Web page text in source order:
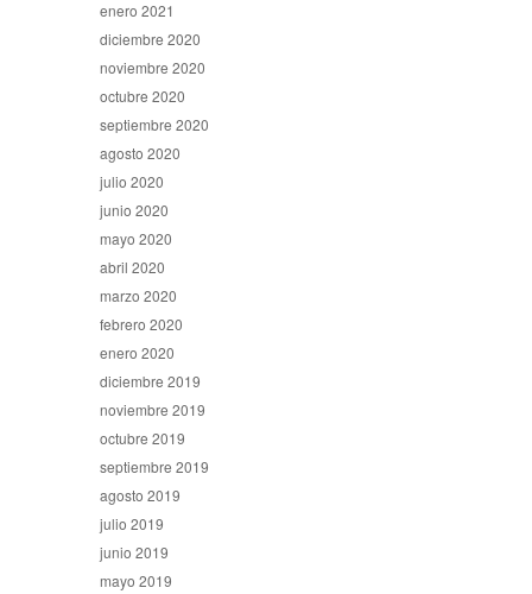
enero 2021
diciembre 2020
noviembre 2020
octubre 2020
septiembre 2020
agosto 2020
julio 2020
junio 2020
mayo 2020
abril 2020
marzo 2020
febrero 2020
enero 2020
diciembre 2019
noviembre 2019
octubre 2019
septiembre 2019
agosto 2019
julio 2019
junio 2019
mayo 2019